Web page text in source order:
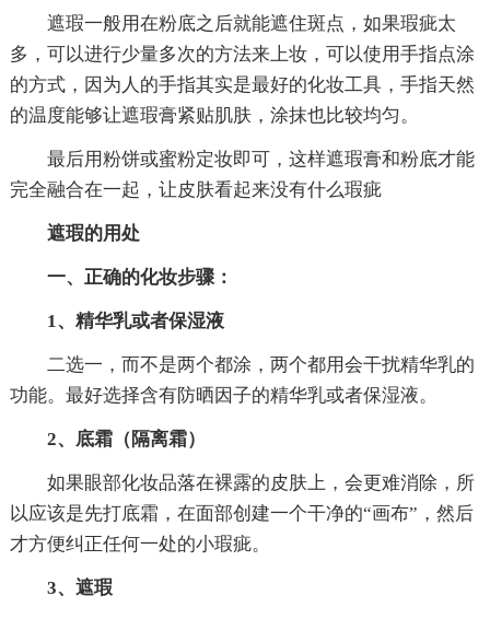
遮瑕一般用在粉底之后就能遮住斑点，如果瑕疵太
多，可以进行少量多次的方法来上妆，可以使用手指点涂
的方式，因为人的手指其实是最好的化妆工具，手指天然
的温度能够让遮瑕膏紧贴肌肤，涂抹也比较均匀。
最后用粉饼或蜜粉定妆即可，这样遮瑕膏和粉底才能
完全融合在一起，让皮肤看起来没有什么瑕疵
遮瑕的用处
一、正确的化妆步骤：
1、精华乳或者保湿液
二选一，而不是两个都涂，两个都用会干扰精华乳的
功能。最好选择含有防晒因子的精华乳或者保湿液。
2、底霜（隔离霜）
如果眼部化妆品落在裸露的皮肤上，会更难消除，所
以应该是先打底霜，在面部创建一个干净的“画布”，然后
才方便纠正任何一处的小瑕疵。
3、遮瑕